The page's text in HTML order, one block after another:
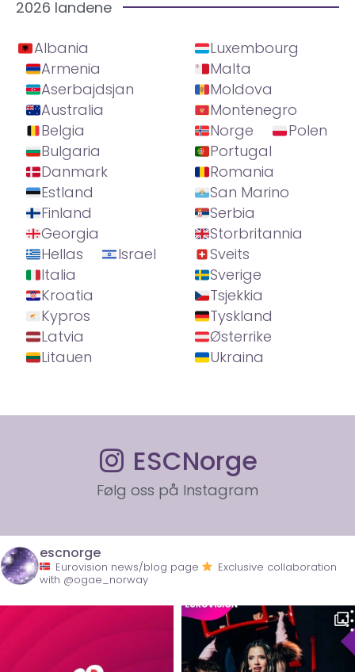
2026 landene
Albania
Armenia
Aserbajdsjan
Australia
Belgia
Bulgaria
Danmark
Estland
Finland
Georgia
Hellas
Israel
Italia
Kroatia
Kypros
Latvia
Litauen
Luxembourg
Malta
Moldova
Montenegro
Norge
Polen
Portugal
Romania
San Marino
Serbia
Storbritannia
Sveits
Sverige
Tsjekkia
Tyskland
Østerrike
Ukraina
ESCNorge
Følg oss på Instagram
escnorge
Eurovision news/blog page
Exclusive collaboration
with @ogae_norway